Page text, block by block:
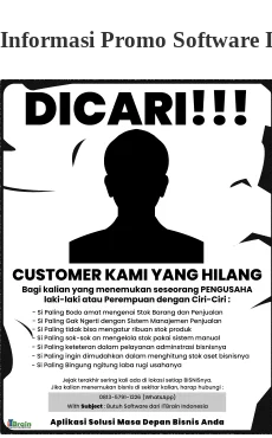
Informasi Promo Software